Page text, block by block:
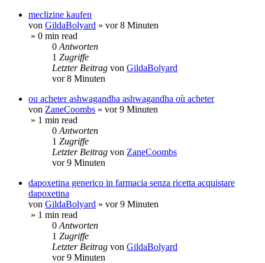
meclizine kaufen
von GildaBolyard » vor 8 Minuten
» 0 min read
0 Antworten
1 Zugriffe
Letzter Beitrag von GildaBolyard
vor 8 Minuten
ou acheter ashwagandha ashwagandha où acheter
von ZaneCoombs » vor 9 Minuten
» 1 min read
0 Antworten
1 Zugriffe
Letzter Beitrag von ZaneCoombs
vor 9 Minuten
dapoxetina generico in farmacia senza ricetta acquistare
dapoxetina
von GildaBolyard » vor 9 Minuten
» 1 min read
0 Antworten
1 Zugriffe
Letzter Beitrag von GildaBolyard
vor 9 Minuten